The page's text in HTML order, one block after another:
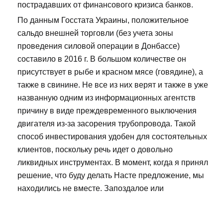
пострадавших от финансового кризиса банков.
По данным Госстата Украины, положительное
сальдо внешней торговли (без учета зоны
проведения силовой операции в Донбассе)
составило в 2016 г. В большом количестве он
присутствует в рыбе и красном мясе (говядине), а
также в свинине. Не все из них верят и также в уже
названную одним из информационных агентств
причину в виде преждевременного выключения
двигателя из-за засорения трубопровода. Такой
способ инвестирования удобен для состоятельных
клиентов, поскольку речь идет о довольно
ликвидных инструментах. В момент, когда я принял
решение, что буду делать Насте предложение, мы
находились не вместе. Запоздалое или